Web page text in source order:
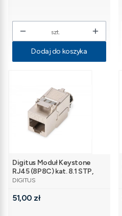
szt.
Dodaj do koszyka
Digitus Moduł Keystone
RJ45 (8P8C) kat. 8.1 STP,
ekranowany,
PRODUCENT
DIGITUS
Cena
51,00 zł